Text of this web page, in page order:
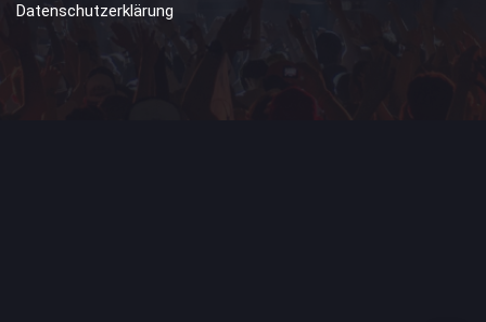
Datenschutzerklärung